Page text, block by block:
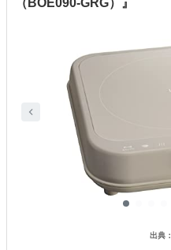
出典：